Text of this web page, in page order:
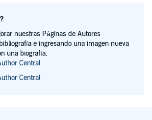
nuestras Páginas de Autores
e ingresando una imagen nueva
una biografía.
Central
Central